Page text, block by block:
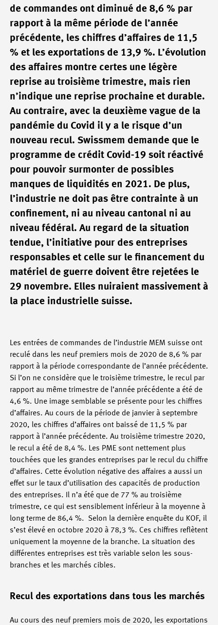
de commandes ont diminué de 8,6 % par
rapport à la même période de l’année
précédente, les chiffres d’affaires de 11,5
% et les exportations de 13,9 %. L’évolution
des affaires montre certes une légère
reprise au troisième trimestre, mais rien
n’indique une reprise prochaine et durable.
Au contraire, avec la deuxième vague de la
pandémie du Covid il y a le risque d’un
nouveau recul. Swissmem demande que le
programme de crédit Covid-19 soit réactivé
pour pouvoir surmonter de possibles
manques de liquidités en 2021. De plus,
l’industrie ne doit pas être contrainte à un
confinement, ni au niveau cantonal ni au
niveau fédéral. Au regard de la situation
tendue, l’initiative pour des entreprises
responsables et celle sur le financement du
matériel de guerre doivent être rejetées le
29 novembre. Elles nuiraient massivement à
la place industrielle suisse.
Les entrées de commandes de l’industrie MEM suisse ont
reculé dans les neuf premiers mois de 2020 de 8,6 % par
rapport à la période correspondante de l’année précédente.
Si l’on ne considère que le troisième trimestre, le recul par
rapport au même trimestre de l’année précédente a été de
4,6 %. Une image semblable se présente pour les chiffres
d’affaires. Au cours de la période de janvier à septembre
2020, les chiffres d’affaires ont baissé de 11,5 % par
rapport à l’année précédente. Au troisième trimestre 2020,
le recul a été de 8,4 %. Les PME sont nettement plus
touchées que les grandes entreprises par le recul du chiffre
d’affaires. Cette évolution négative des affaires a aussi un
effet sur le taux d’utilisation des capacités de production
des entreprises. Il n’a été que de 77 % au troisième
trimestre, ce qui est sensiblement inférieur à la moyenne à
long terme de 86,4 %. Selon la dernière enquête du KOF, il
s’est élevé en octobre 2020 à 78,3 %. Ces chiffres reflètent
uniquement la moyenne de la branche. La situation des
différentes entreprises est très variable selon les sous-
branches et les marchés cibles.
Recul des exportations dans tous les marchés
Au cours des neuf premiers mois de 2020, les exportations